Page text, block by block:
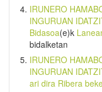
IRUNERO
INGURUAN
Bidasoa(e)k
bidalketan
IRUNERO
INGURUAN
ari dira Ribera